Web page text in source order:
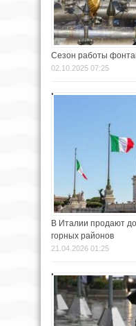
Сезон работы
02.10.2025 07:25
В Италии продают
горных районов
21.04.2026 01:25